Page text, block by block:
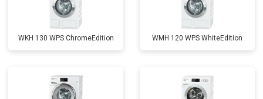
WKH 130 WPS ChromeEdition WMH 120 WPS WhiteEdition